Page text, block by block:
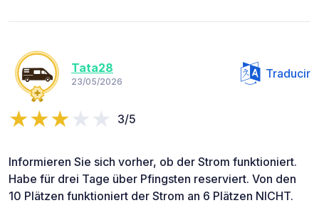
Tata28
23/05/2026
Traducir
3/5
Informieren Sie sich vorher, ob der Strom funktioniert.
Habe für drei Tage über Pfingsten reserviert. Von den
10 Plätzen funktioniert der Strom an 6 Plätzen NICHT.